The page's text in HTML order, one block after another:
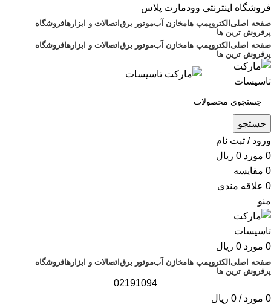
فروشگاه اینترنتی وودمارت پلاس
صفحه اصلی الکتروپمپ هامخازن آبموتور برق اتصالات و ابزارهافروشگاه
پرفروش ترین ها
صفحه اصلی الکتروپمپ هامخازن آبموتور برق اتصالات و ابزارهافروشگاه
پرفروش ترین ها
جستجو
ورود / ثبت نام
0 مورد 0 ریال
0 مقايسه
0 علاقه مندی
منو
0 مورد 0 ریال
صفحه اصلی الکتروپمپ هامخازن آبموتور برق اتصالات و ابزارهافروشگاه
پرفروش ترین ها
02191094
0 مورد /
0 ریال